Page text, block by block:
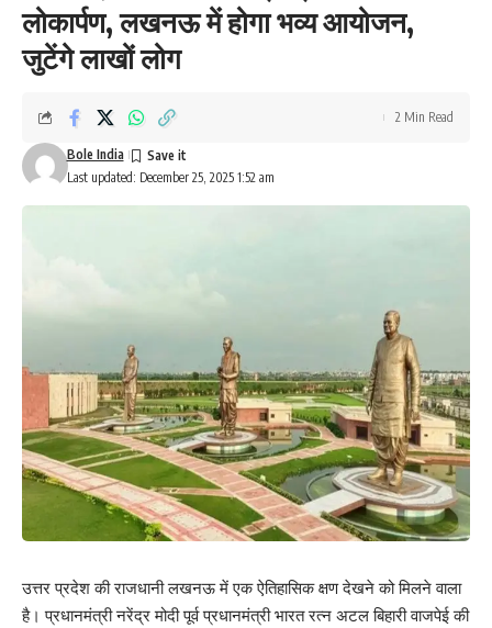
लोकार्पण, लखनऊ में होगा भव्य आयोजन,
जुटेंगे लाखों लोग
Last updated: December 25, 2025 1:52 am
Bole India
2 Min Read
उत्तर प्रदेश की राजधानी लखनऊ में एक ऐतिहासिक क्षण देखने को मिलने वाला
है। प्रधानमंत्री नरेंद्र मोदी पूर्व प्रधानमंत्री भारत रत्न अटल बिहारी वाजपेई की